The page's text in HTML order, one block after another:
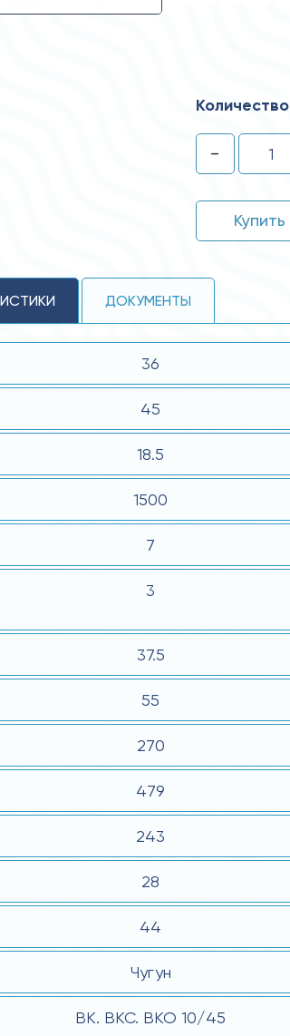
-
Купить
ДОКУМЕНТЫ
36
45
18.5
1500
7
3
37.5
55
270
479
243
28
44
Чугун
ВК. ВКС. ВКО 10/45